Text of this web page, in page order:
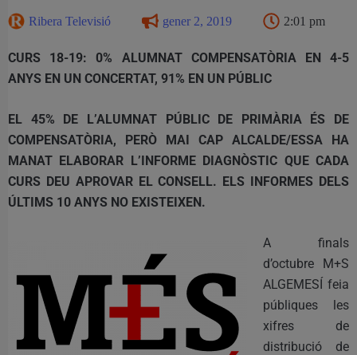
Ribera Televisió gener 2, 2019 2:01 pm
CURS 18-19: 0% ALUMNAT COMPENSATÒRIA EN 4-5
ANYS EN UN CONCERTAT, 91% EN UN PÚBLIC
EL 45% DE L’ALUMNAT PÚBLIC DE PRIMÀRIA ÉS DE
COMPENSATÒRIA, PERÒ MAI CAP ALCALDE/ESSA HA
MANAT ELABORAR L’INFORME DIAGNÒSTIC QUE CADA
CURS DEU APROVAR EL CONSELL. ELS INFORMES DELS
ÚLTIMS 10 ANYS NO EXISTEIXEN.
A finals
d’octubre M+S
ALGEMESÍ feia
públiques les
xifres de
distribució de